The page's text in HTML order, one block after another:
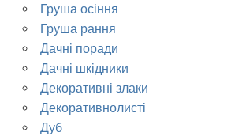
Груша осіння
Груша рання
Дачні поради
Дачні шкідники
Декоративні злаки
Декоративнолисті
Дуб